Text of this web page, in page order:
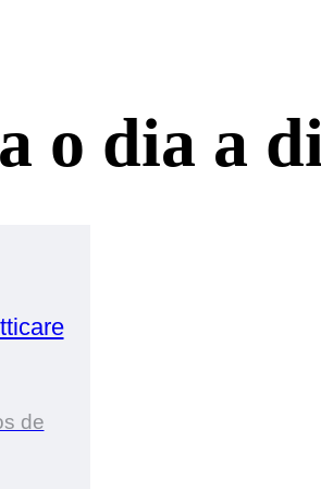
o dia a
de